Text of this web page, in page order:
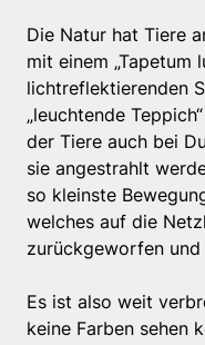
Die Natur hat Tiere
mit einem „Tapetum
lichtreflektierenden
„leuchtende
der Tiere auch bei
sie angestrahlt
so kleinste
welches auf die
zurückgeworfen
Es ist also weit
keine Farben sehen